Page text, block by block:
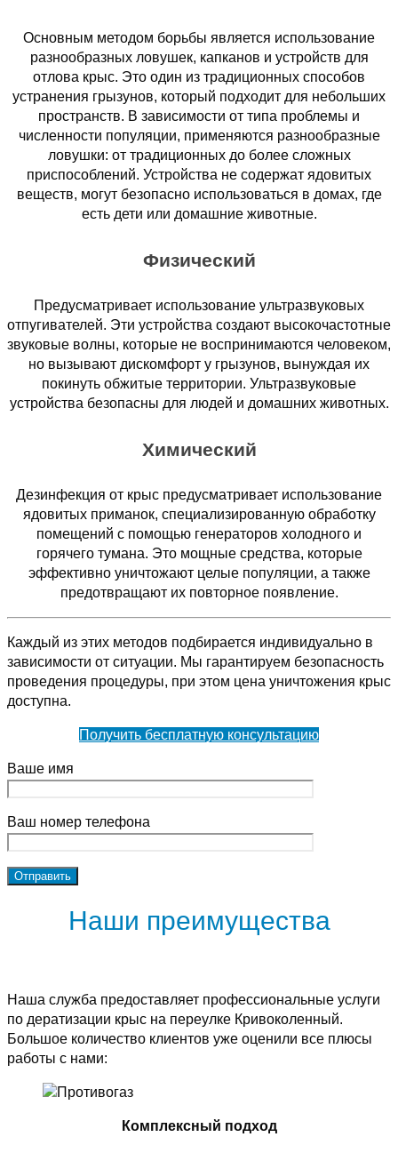
Основным методом борьбы является использование
разнообразных ловушек, капканов и устройств для
отлова крыс. Это один из традиционных способов
устранения грызунов, который подходит для небольших
пространств. В зависимости от типа проблемы и
численности популяции, применяются разнообразные
ловушки: от традиционных до более сложных
приспособлений. Устройства не содержат ядовитых
веществ, могут безопасно использоваться в домах, где
есть дети или домашние животные.
Физический
Предусматривает использование ультразвуковых
отпугивателей. Эти устройства создают высокочастотные
звуковые волны, которые не воспринимаются человеком,
но вызывают дискомфорт у грызунов, вынуждая их
покинуть обжитые территории. Ультразвуковые
устройства безопасны для людей и домашних животных.
Химический
Дезинфекция от крыс предусматривает использование
ядовитых приманок, специализированную обработку
помещений с помощью генераторов холодного и
горячего тумана. Это мощные средства, которые
эффективно уничтожают целые популяции, а также
предотвращают их повторное появление.
Каждый из этих методов подбирается индивидуально в
зависимости от ситуации. Мы гарантируем безопасность
проведения процедуры, при этом цена уничтожения крыс
доступна.
Получить бесплатную консультацию
Ваше имя
Ваш номер телефона
Наши преимущества
Наша служба предоставляет профессиональные услуги
по дератизации крыс на переулке Кривоколенный.
Большое количество клиентов уже оценили все плюсы
работы с нами:
Комплексный подход